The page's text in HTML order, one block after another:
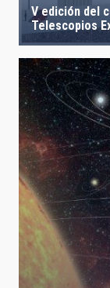
V edición del
Telescopios